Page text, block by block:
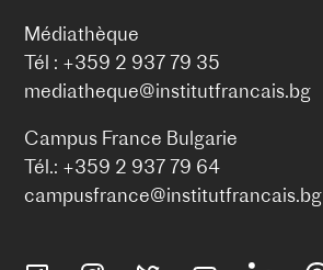
Médiathèque
Tél : +359 2 937 79 35
mediatheque@institutfrancais.bg
Campus France Bulgarie
Tél.: +359 2 937 79 64
campusfrance@institutfrancais.bg